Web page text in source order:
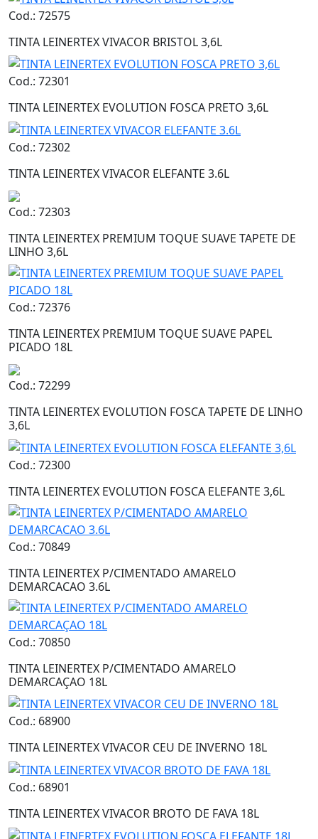
Cod.: 72575
TINTA LEINERTEX VIVACOR BRISTOL 3,6L
Cod.: 72301
TINTA LEINERTEX EVOLUTION FOSCA PRETO 3,6L
Cod.: 72302
TINTA LEINERTEX VIVACOR ELEFANTE 3.6L
Cod.: 72303
TINTA LEINERTEX PREMIUM TOQUE SUAVE TAPETE DE
LINHO 3,6L
Cod.: 72376
TINTA LEINERTEX PREMIUM TOQUE SUAVE PAPEL
PICADO 18L
Cod.: 72299
TINTA LEINERTEX EVOLUTION FOSCA TAPETE DE LINHO
3,6L
Cod.: 72300
TINTA LEINERTEX EVOLUTION FOSCA ELEFANTE 3,6L
Cod.: 70849
TINTA LEINERTEX P/CIMENTADO AMARELO
DEMARCACAO 3.6L
Cod.: 70850
TINTA LEINERTEX P/CIMENTADO AMARELO
DEMARCAÇAO 18L
Cod.: 68900
TINTA LEINERTEX VIVACOR CEU DE INVERNO 18L
Cod.: 68901
TINTA LEINERTEX VIVACOR BROTO DE FAVA 18L